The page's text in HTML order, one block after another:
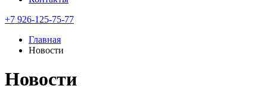
+7 926-125-75-77
Главная
Новости
Новости